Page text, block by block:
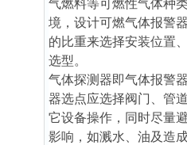
气燃料等可燃性气体种
境，设计可燃气体报警
的比重来选择安装位置
选型。
气体探测器即气体报警
器选点应选择阀门、管
它设备操作，同时尽量
影响，如溅水、油及造